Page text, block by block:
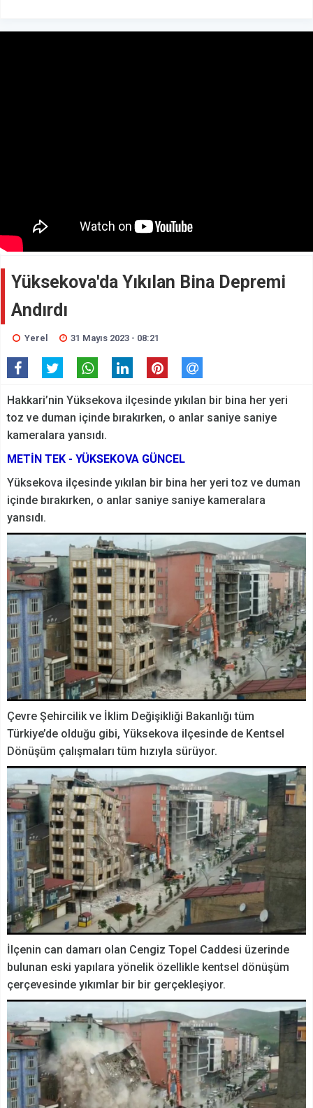
Yüksekova'da Yıkılan Bina Depremi
Andırdı
Yerel 31 Mayıs 2023 - 08:21
Hakkari’nin Yüksekova ilçesinde yıkılan bir bina her yeri
toz ve duman içinde bırakırken, o anlar saniye saniye
kameralara yansıdı.
METİN TEK - YÜKSEKOVA GÜNCEL
Yüksekova ilçesinde yıkılan bir bina her yeri toz ve duman
içinde bırakırken, o anlar saniye saniye kameralara
yansıdı.
Çevre Şehircilik ve İklim Değişikliği Bakanlığı tüm
Türkiye’de olduğu gibi, Yüksekova ilçesinde de Kentsel
Dönüşüm çalışmaları tüm hızıyla sürüyor.
İlçenin can damarı olan Cengiz Topel Caddesi üzerinde
bulunan eski yapılara yönelik özellikle kentsel dönüşüm
çerçevesinde yıkımlar bir bir gerçekleşiyor.